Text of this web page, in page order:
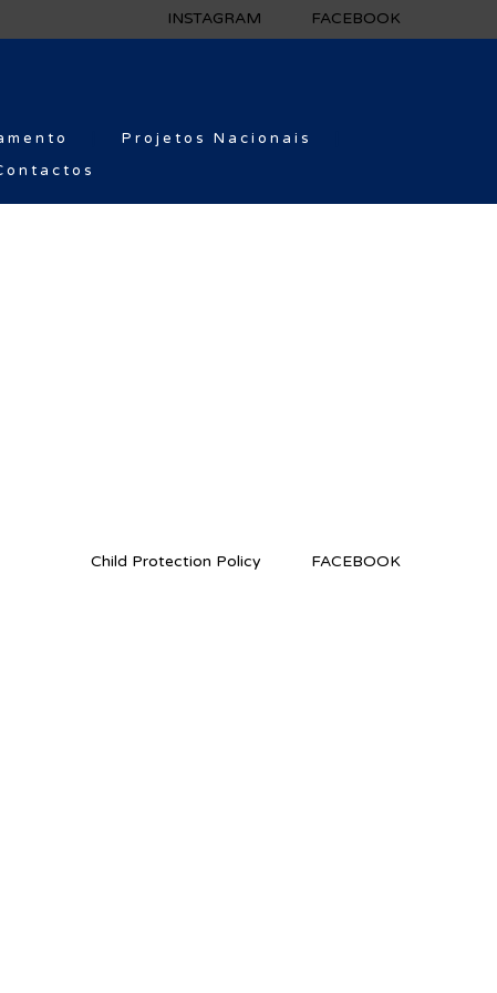
FACEBOOK
INSTAGRAM
Projetos Nacionais
FACEBOOK
Child Protection Policy